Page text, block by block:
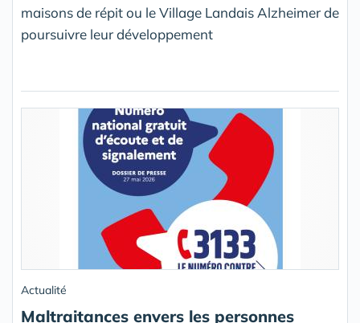
maisons de répit ou le Village Landais Alzheimer de
poursuivre leur développement
Actualité
Maltraitances envers les personnes